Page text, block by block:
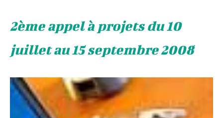
2ème appel à projets du 10
juillet au 15 septembre 2008